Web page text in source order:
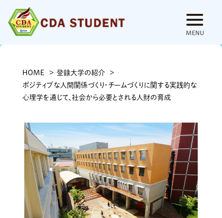
universities
登録大学一覧
HOME
登録大学の紹介
ポジティブな人間関係づくり・チームづくりに関する実践的な
心理学を通じて、社会から必要とされる人財の育成